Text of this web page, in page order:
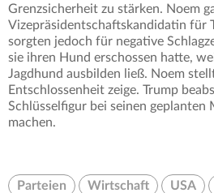
Grenzsicherheit zu stärken. Noem
Vizepräsidentschaftskandidatin für
sorgten jedoch für negative
sie ihren Hund erschossen hatte,
Jagdhund ausbilden ließ. Noem
Entschlossenheit zeige. Trump
Schlüsselfigur bei seinen geplanten
machen.
Parteien Wirtschaft USA